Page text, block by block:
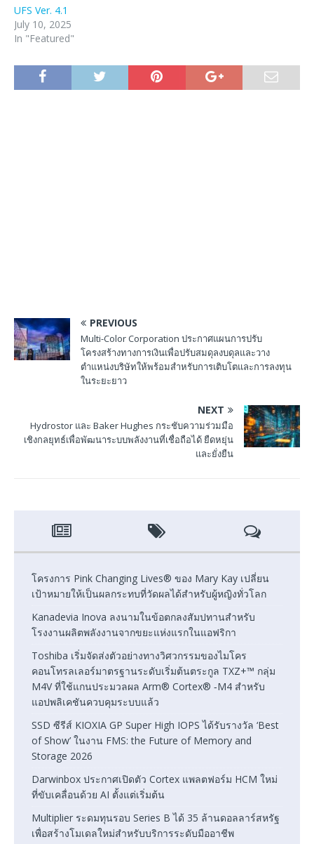
UFS Ver. 4.1
July 10, 2025
In "Featured"
PREVIOUS
Multi-Color Corporation ประกาศแผนการปรับ
โครงสร้างทางการเงินเพื่อปรับสมดุลงบดุลและวาง
ตำแหน่งบริษัทให้พร้อมสำหรับการเติบโตและการลงทุน
ในระยะยาว
NEXT
Hydrostor และ Baker Hughes กระชับความร่วมมือ
เชิงกลยุทธ์เพื่อพัฒนาระบบพลังงานที่เชื่อถือได้ ยืดหยุ่น
และยั่งยืน
โครงการ Pink Changing Lives® ของ Mary Kay เปลี่ยน
เป้าหมายให้เป็นผลกระทบที่วัดผลได้สำหรับผู้หญิงทั่วโลก
Kanadevia Inova ลงนามในข้อตกลงสัมปทานสำหรับ
โรงงานผลิตพลังงานจากขยะแห่งแรกในแอฟริกา
Toshiba เริ่มจัดส่งตัวอย่างทางวิศวกรรมของไมโคร
คอนโทรลเลอร์มาตรฐานระดับเริ่มต้นตระกูล TXZ+™ กลุ่ม
M4V ที่ใช้แกนประมวลผล Arm® Cortex® ‑M4 สำหรับ
แอปพลิเคชันควบคุมระบบแล้ว
SSD ซีรีส์ KIOXIA GP Super High IOPS ได้รับรางวัล ‘Best
of Show’ ในงาน FMS: the Future of Memory and
Storage 2026
Darwinbox ประกาศเปิดตัว Cortex แพลตฟอร์ม HCM ใหม่
ที่ขับเคลื่อนด้วย AI ตั้งแต่เริ่มต้น
Multiplier ระดมทุนรอบ Series B ได้ 35 ล้านดอลลาร์สหรัฐ
เพื่อสร้างโมเดลใหม่สำหรับบริการระดับมืออาชีพ